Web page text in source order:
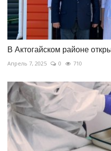
В Актогайском районе
Апрель 7, 2025 0 710